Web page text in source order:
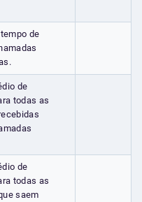
de
de
todas as
de
todas as
saem